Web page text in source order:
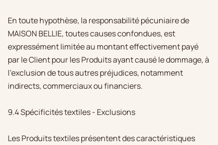
En toute hypothèse, la responsabilité pécuniaire de
MAISON BELLIE, toutes causes confondues, est
expressément limitée au montant effectivement payé
par le Client pour les Produits ayant causé le dommage, à
l'exclusion de tous autres préjudices, notamment
indirects, commerciaux ou financiers.
9.4 Spécificités textiles - Exclusions
Les Produits textiles présentent des caractéristiques